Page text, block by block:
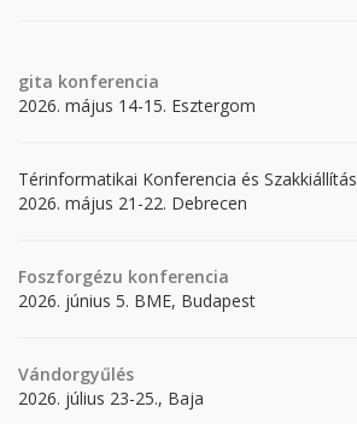
gita konferencia
2026. május 14-15. Esztergom
Térinformatikai Konferencia és Szakkiállítás
2026. május 21-22. Debrecen
Foszforgézu konferencia
2026. június 5. BME, Budapest
Vándorgyűlés
2026. július 23-25., Baja